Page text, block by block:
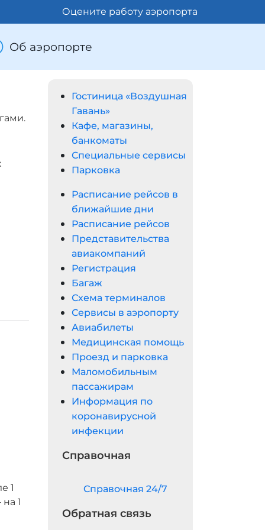
Оцените работу аэропорта
Об аэропорте
1
1
Гостиница «Воздушная
Гавань»
Кафе, магазины,
банкоматы
Специальные сервисы
Парковка
Расписание рейсов в
ближайшие дни
Расписание рейсов
Представительства
авиакомпаний
Регистрация
Багаж
Схема терминалов
Сервисы в аэропорту
Авиабилеты
Медицинская помощь
Проезд и парковка
Маломобильным
пассажирам
Информация по
коронавирусной
инфекции
Справочная
Cправочная 24/7
Обратная связь